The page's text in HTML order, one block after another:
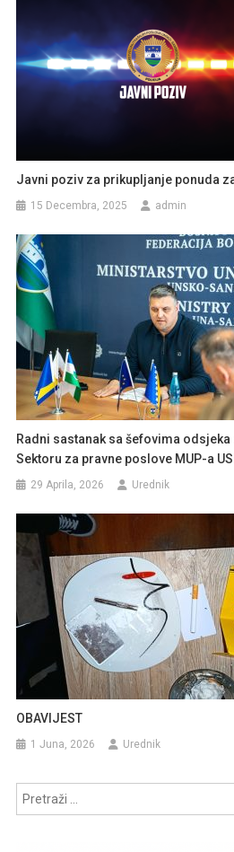
Javni poziv za prikupljanje ponuda
15 Decembra, 2025 admin
Radni sastanak sa šefovima
Sektoru za pravne poslove MUP-a
29 Aprila, 2026 Urednik
OBAVIJEST
1 Juna, 2026 Urednik